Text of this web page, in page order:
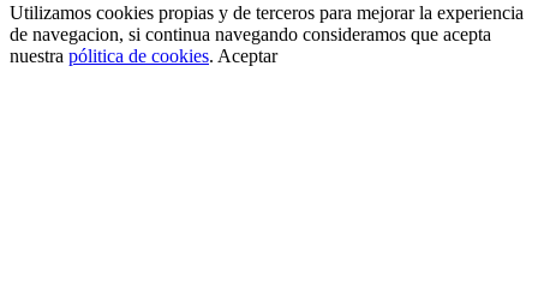
Utilizamos cookies propias y de terceros para mejorar la experiencia
de navegacion, si continua navegando consideramos que acepta
nuestra pólitica de cookies. Aceptar